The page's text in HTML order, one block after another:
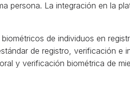
persona. La integración en la
de individuos en
de registro, verificación e
y verificación biométrica de